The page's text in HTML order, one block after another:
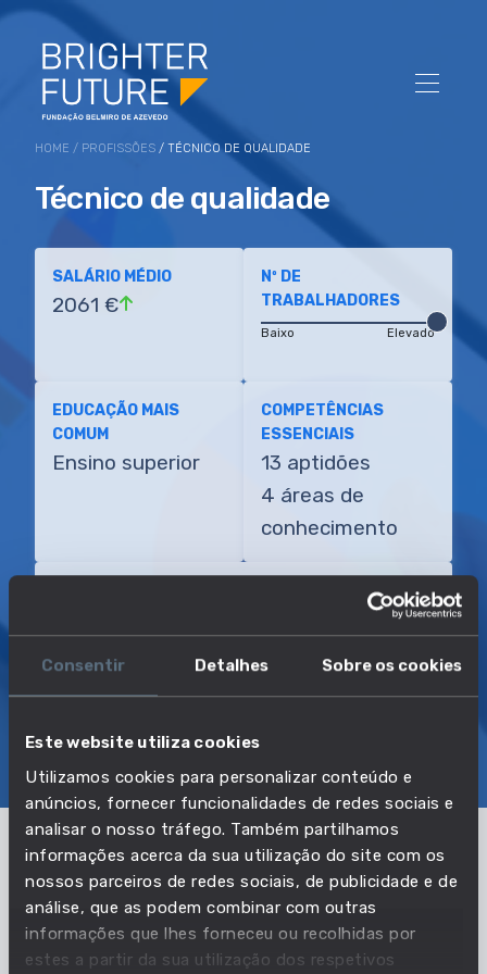
Consentir Detalhes Sobre os cookies
Este website utiliza cookies
Utilizamos cookies para personalizar conteúdo e
anúncios, fornecer funcionalidades de redes sociais e
analisar o nosso tráfego. Também partilhamos
informações acerca da sua utilização do site com os
nossos parceiros de redes sociais, de publicidade e de
análise, que as podem combinar com outras
informações que lhes forneceu ou recolhidas por
estes a partir da sua utilização dos respetivos
HOME / PROFISSÕES / TÉCNICO DE QUALIDADE
Técnico de qualidade
SALÁRIO MÉDIO
2061 €
Nº DE
TRABALHADORES
Baixo Elevado
EDUCAÇÃO MAIS
COMUM
Ensino superior
COMPETÊNCIAS
ESSENCIAIS
13 aptidões
4 áreas de
conhecimento
Engenheiro especialista em finalização
SOBREEMPREGO E SALÁRIO
EDUCAÇÃO E COMPETÊNCIASTRANSIÇÕES
Pertencente à profissão:
Técnicos de gás, técnicos da
produção, agentes de métodos e